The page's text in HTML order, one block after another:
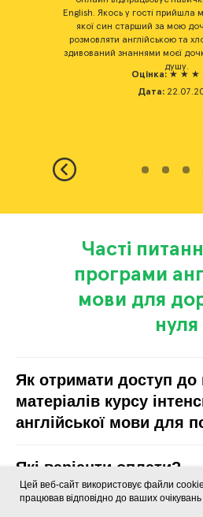
English. Якось у гості прийшла
якої син старший за мою
розмовляти англійською та
здивований знаннями моєї
душу.
Оцінка: ★ ★ ★
Дата:
Часті
програми
мови для
нуля
Як отримати доступ до
матеріалів курсу
англійської мови для
Які варіанти оплати?
Цей веб-сайт використовує файли
працював відповідно до ваших очікувань